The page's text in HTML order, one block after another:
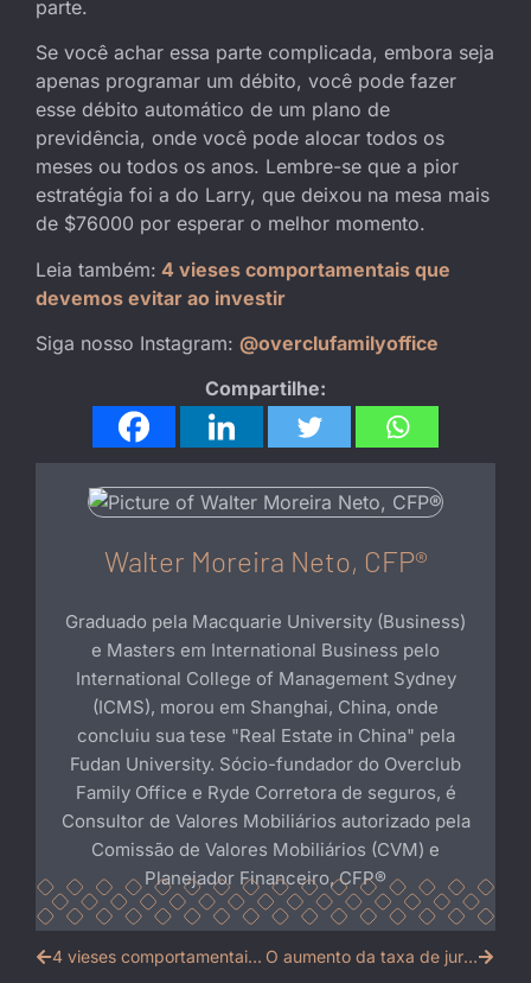
parte.
Se você achar essa parte complicada, embora seja
apenas programar um débito, você pode fazer
esse débito automático de um plano de
previdência, onde você pode alocar todos os
meses ou todos os anos. Lembre-se que a pior
estratégia foi a do Larry, que deixou na mesa mais
de $76000 por esperar o melhor momento.
Leia também: 4 vieses comportamentais que
devemos evitar ao investir
Siga nosso Instagram: @overclufamilyoffice
Compartilhe:
Walter Moreira Neto, CFP®
Graduado pela Macquarie University (Business)
e Masters em International Business pelo
International College of Management Sydney
(ICMS), morou em Shanghai, China, onde
concluiu sua tese "Real Estate in China" pela
Fudan University. Sócio-fundador do Overclub
Family Office e Ryde Corretora de seguros, é
Consultor de Valores Mobiliários autorizado pela
Comissão de Valores Mobiliários (CVM) e
Planejador Financeiro, CFP®️
4 vieses comportamentais que devemos evitar ao investir O aumento da taxa de juros nos EUA e como isso impacta seus investimentos